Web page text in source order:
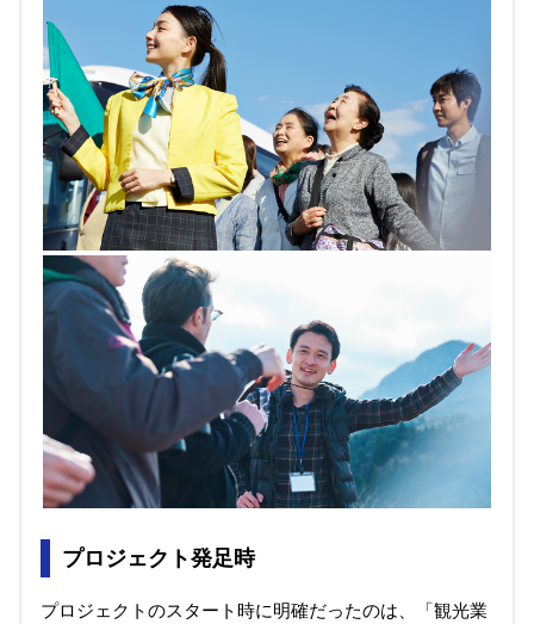
プロジェクト発足時
プロジェクトのスタート時に明確だったのは、「観光業